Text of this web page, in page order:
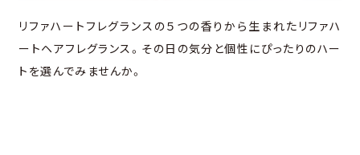
リファハートフレグランスの５つの香りから生まれたリファハ
ートヘアフレグランス。その日の気分と個性にぴったりのハー
トを選んでみませんか。